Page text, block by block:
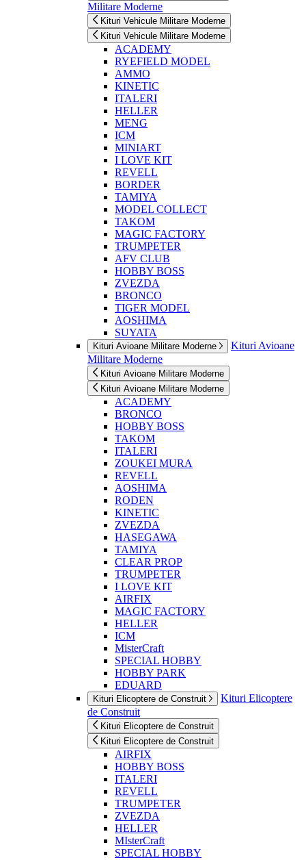
Militare Moderne
Kituri Vehicule Militare Moderne
Kituri Vehicule Militare Moderne
ACADEMY
RYEFIELD MODEL
AMMO
KINETIC
ITALERI
HELLER
MENG
ICM
MINIART
I LOVE KIT
REVELL
BORDER
TAMIYA
MODEL COLLECT
TAKOM
MAGIC FACTORY
TRUMPETER
AFV CLUB
HOBBY BOSS
ZVEZDA
BRONCO
TIGER MODEL
AOSHIMA
SUYATA
Kituri Avioane Militare Moderne
Kituri Avioane
Militare Moderne
Kituri Avioane Militare Moderne
Kituri Avioane Militare Moderne
ACADEMY
BRONCO
HOBBY BOSS
TAKOM
ITALERI
ZOUKEI MURA
REVELL
AOSHIMA
RODEN
KINETIC
ZVEZDA
HASEGAWA
TAMIYA
CLEAR PROP
TRUMPETER
I LOVE KIT
AIRFIX
MAGIC FACTORY
HELLER
ICM
MisterCraft
SPECIAL HOBBY
HOBBY PARK
EDUARD
Kituri Elicoptere de Construit
Kituri Elicoptere
de Construit
Kituri Elicoptere de Construit
Kituri Elicoptere de Construit
AIRFIX
HOBBY BOSS
ITALERI
REVELL
TRUMPETER
ZVEZDA
HELLER
MIsterCraft
SPECIAL HOBBY